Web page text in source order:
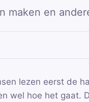
maken en
lezen eerst de
wel hoe het gaat.